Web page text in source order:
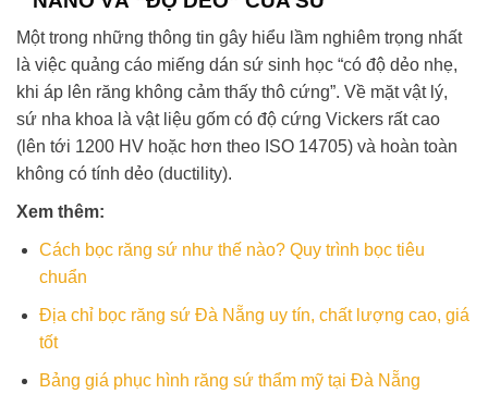
Một trong những thông tin gây hiểu lầm nghiêm trọng nhất
là việc quảng cáo miếng dán sứ sinh học “có độ dẻo nhẹ,
khi áp lên răng không cảm thấy thô cứng”. Về mặt vật lý,
sứ nha khoa là vật liệu gốm có độ cứng Vickers rất cao
(lên tới 1200 HV hoặc hơn theo ISO 14705) và hoàn toàn
không có tính dẻo (ductility).
Xem thêm:
Cách bọc răng sứ như thế nào? Quy trình bọc tiêu
chuẩn
Địa chỉ bọc răng sứ Đà Nẵng uy tín, chất lượng cao, giá
tốt
Bảng giá phục hình răng sứ thẩm mỹ tại Đà Nẵng